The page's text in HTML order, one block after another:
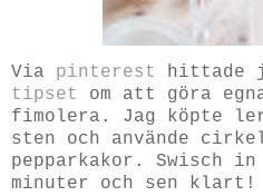
Via pinterest hittade
tipset
om att göra
fimolera. Jag köpte
sten och använde
pepparkakor. Swisch
minuter och sen klart!